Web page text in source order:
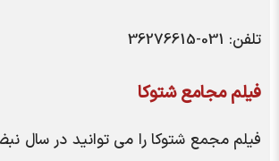
تلفن: 031-36276615
فیلم مجامع شتوکا
فیلم مجمع شتوکا را می توانید در سال